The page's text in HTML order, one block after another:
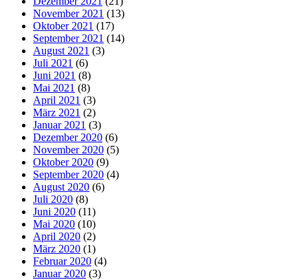
November 2021 (13)
Oktober 2021 (17)
September 2021 (14)
August 2021 (3)
Juli 2021 (6)
Juni 2021 (8)
Mai 2021 (8)
April 2021 (3)
März 2021 (2)
Januar 2021 (3)
Dezember 2020 (6)
November 2020 (5)
Oktober 2020 (9)
September 2020 (4)
August 2020 (6)
Juli 2020 (8)
Juni 2020 (11)
Mai 2020 (10)
April 2020 (2)
März 2020 (1)
Februar 2020 (4)
Januar 2020 (3)